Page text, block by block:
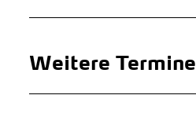
Weitere Termine